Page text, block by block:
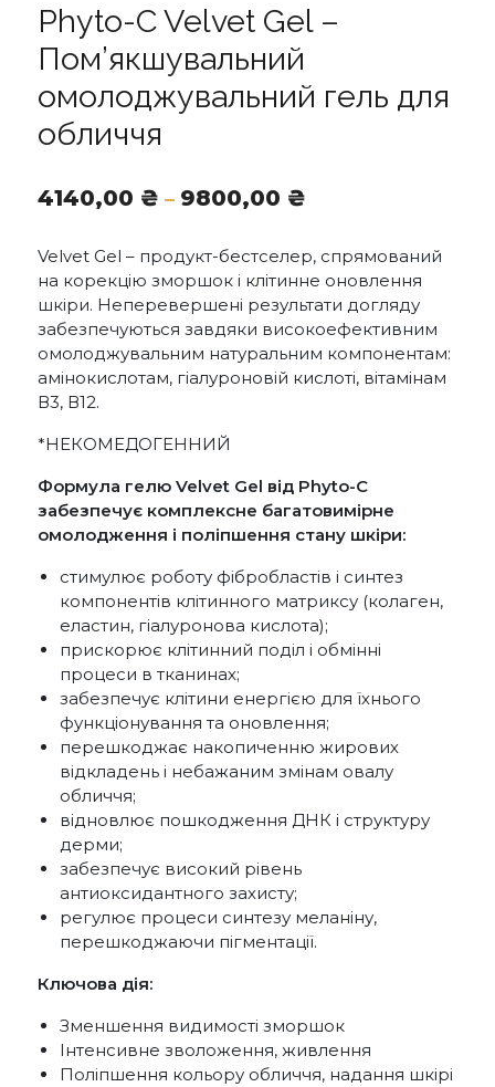
Phyto-C Velvet Gel –
Пом’якшувальний
омолоджувальний гель для
обличчя
4140,00 ₴ – 9800,00 ₴
4140,00 ₴
до
9800,00 ₴
Velvet Gel – продукт-бестселер, спрямований
на корекцію зморшок і клітинне оновлення
шкіри. Неперевершені результати догляду
забезпечуються завдяки високоефективним
омолоджувальним натуральним компонентам:
амінокислотам, гіалуроновій кислоті, вітамінам
В3, В12.
*НЕКОМЕДОГЕННИЙ
Формула гелю Velvet Gel від Phyto-C
забезпечує комплексне багатовимірне
омолодження і поліпшення стану шкіри:
стимулює роботу фібробластів і синтез
компонентів клітинного матриксу (колаген,
еластин, гіалуронова кислота);
прискорює клітинний поділ і обмінні
процеси в тканинах;
забезпечує клітини енергією для їхнього
функціонування та оновлення;
перешкоджає накопиченню жирових
відкладень і небажаним змінам овалу
обличчя;
відновлює пошкодження ДНК і структуру
дерми;
забезпечує високий рівень
антиоксидантного захисту;
регулює процеси синтезу меланіну,
перешкоджаючи пігментації.
Ключова дія:
Зменшення видимості зморшок
Інтенсивне зволоження, живлення
Поліпшення кольору обличчя, надання шкірі